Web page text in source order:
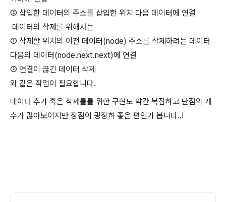
② 삽입한 데이터의 주소를 삽입한 위치 다음 데이터에 연결
데이터의 삭제를 위해서는
① 삭제할 위치의 이전 데이터(node) 주소를 삭제하려는 데이터
다음의 데이터(node.next.next)에 연결
② 연결이 끊긴 데이터 삭제
와 같은 작업이 필요합니다.
데이터 추가 혹은 삭제를를 위한 구현도 약간 복잡하고 단점의 개
수가 많아보이지만 장점이 굉장히 좋은 편인가 봅니다..!